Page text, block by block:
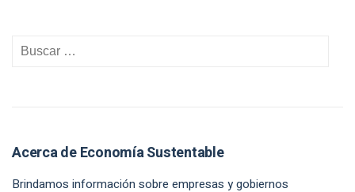
Acerca de Economía Sustentable
Brindamos información sobre empresas y gobiernos